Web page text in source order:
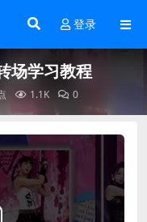
登录
场学习教程
1.1K 0